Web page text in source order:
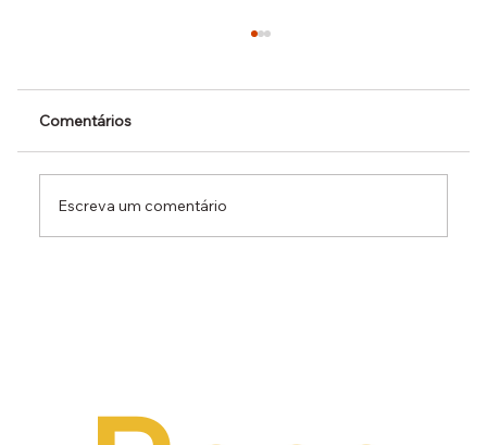
Comentários
Escreva um comentário